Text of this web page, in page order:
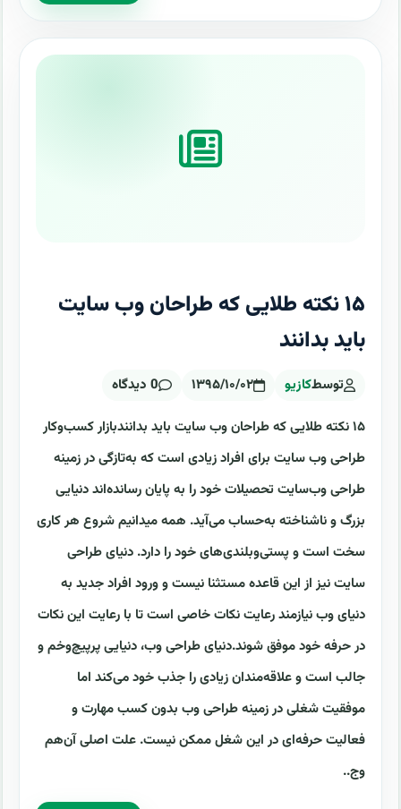
۱۵ نکته طلایی که طراحان وب سایت
باید بدانند
توسطکازیو ۱۳۹۵/۱۰/۰۲ 0 دیدگاه
۱۵ نکته طلایی که طراحان وب سایت باید بدانندبازار کسب‌وکار
طراحی وب سایت برای افراد زیادی است که به‌تازگی در زمینه
طراحی وب‌سایت تحصیلات خود را به پایان رسانده‌اند دنیایی
بزرگ و ناشناخته به‌حساب می‌آید. همه میدانیم شروع هر کاری
سخت است و پستی‌وبلندی‌های خود را دارد. دنیای طراحی
سایت نیز از این قاعده مستثنا نیست و ورود افراد جدید به
دنیای وب نیازمند رعایت نکات خاصی است تا با رعایت این نکات
در حرفه خود موفق شوند.دنیای طراحی وب، دنیایی پرپیچ‌وخم و
جالب است و علاقه‌مندان زیادی را جذب خود می‌کند اما
موفقیت شغلی در زمینه طراحی وب بدون کسب مهارت و
فعالیت حرفه‌ای در این شغل ممکن نیست. علت اصلی آن‌هم
وج..